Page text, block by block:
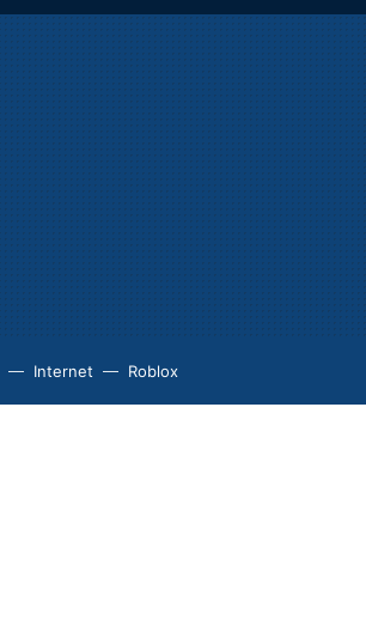
Internet Roblox